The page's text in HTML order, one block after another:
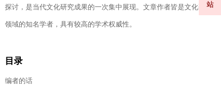
站
探讨，是当代文化研究成果的一次集中展现。文章作者皆是文化研究
领域的知名学者，具有较高的学术权威性。
目录
编者的话